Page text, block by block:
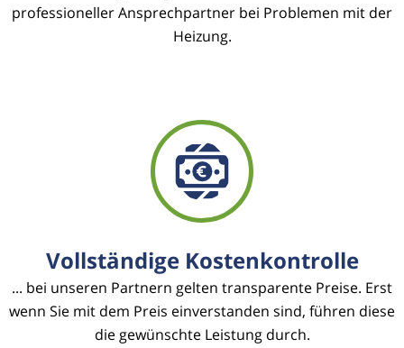
professioneller Ansprechpartner bei Problemen mit der
Heizung.
Vollständige Kostenkontrolle
... bei unseren Partnern gelten transparente Preise. Erst
wenn Sie mit dem Preis einverstanden sind, führen diese
die gewünschte Leistung durch.